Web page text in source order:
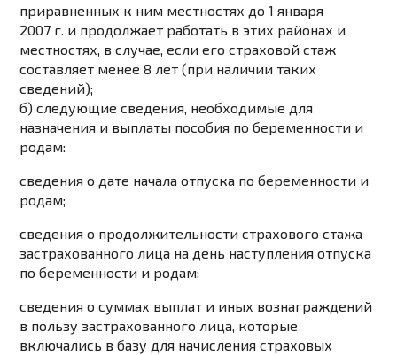
приравненных к ним местностях до 1 января
2007 г. и продолжает работать в этих районах и
местностях, в случае, если его страховой стаж
составляет менее 8 лет (при наличии таких
сведений);
б) следующие сведения, необходимые для
назначения и выплаты пособия по беременности и
родам:
сведения о дате начала отпуска по беременности и
родам;
сведения о продолжительности страхового стажа
застрахованного лица на день наступления отпуска
по беременности и родам;
сведения о суммах выплат и иных вознаграждений
в пользу застрахованного лица, которые
включались в базу для начисления страховых